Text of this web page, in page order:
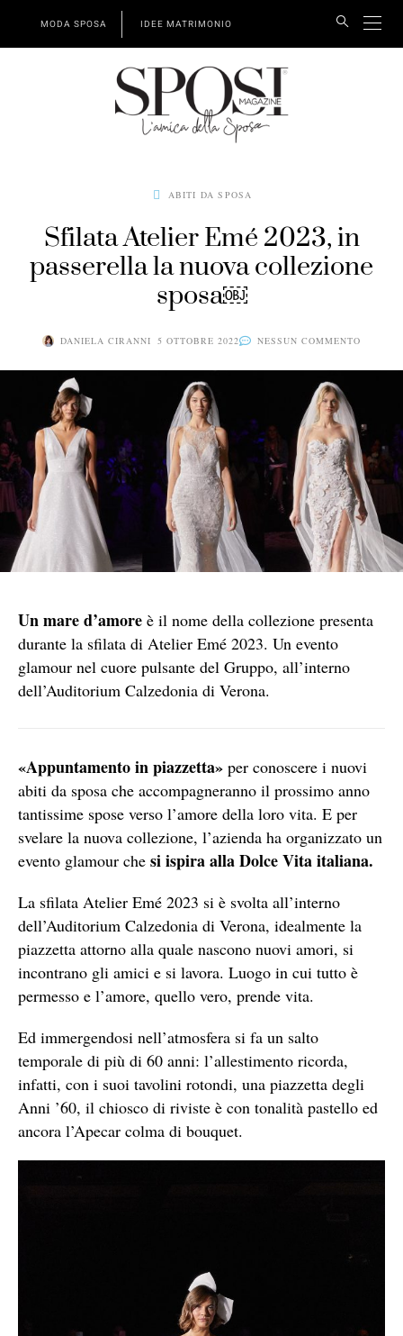
MODA SPOSA IDEE MATRIMONIO
ABITI DA SPOSA
Sfilata Atelier Emé 2023, in
passerella la nuova collezione
sposa￼
DANIELA CIRANNI 5 OTTOBRE 2022 NESSUN COMMENTO
Un mare d’amore è il nome della collezione presenta
durante la sfilata di Atelier Emé 2023. Un evento
glamour nel cuore pulsante del Gruppo, all’interno
dell’Auditorium Calzedonia di Verona.
«Appuntamento in piazzetta» per conoscere i nuovi
abiti da sposa che accompagneranno il prossimo anno
tantissime spose verso l’amore della loro vita. E per
svelare la nuova collezione, l’azienda ha organizzato un
evento glamour che si ispira alla Dolce Vita italiana.
La sfilata Atelier Emé 2023 si è svolta all’interno
dell’Auditorium Calzedonia di Verona, idealmente la
piazzetta attorno alla quale nascono nuovi amori, si
incontrano gli amici e si lavora. Luogo in cui tutto è
permesso e l’amore, quello vero, prende vita.
Ed immergendosi nell’atmosfera si fa un salto
temporale di più di 60 anni: l’allestimento ricorda,
infatti, con i suoi tavolini rotondi, una piazzetta degli
Anni ’60, il chiosco di riviste è con tonalità pastello ed
ancora l’Apecar colma di bouquet.